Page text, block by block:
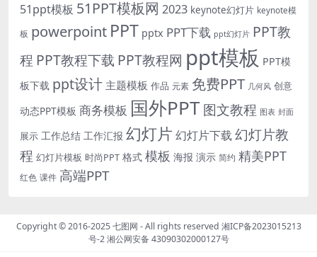
51ppt模板 51PPT模板网 2023 keynote幻灯片 keynote模
板 powerpoint PPT pptx PPT下载 ppt幻灯片 PPT教
程 PPT教程下载 PPT教程网 ppt模板 PPT模
板下载 ppt设计 主题模板 作品 元素 免费PPT 几何风 创意
动态PPT模板 商务模板 国外PPT图文教程 图表 封面
展示 工作总结 工作汇报 幻灯片 幻灯片下载 幻灯片教
程 幻灯片模板 时尚PPT 格式 模板 海报 演示 简约 精美PPT
红色 课件 高端PPT
Copyright © 2016-2025七图网 - All rights reserved 湘ICP备2023015213
号-2湘公网安备 43090302000127号